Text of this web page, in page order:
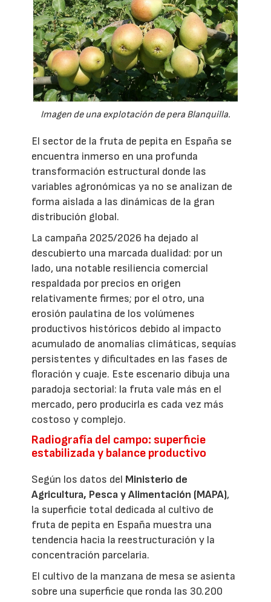
Imagen de una explotación de pera Blanquilla.
El sector de la fruta de pepita en España se
encuentra inmerso en una profunda
transformación estructural donde las
variables agronómicas ya no se analizan de
forma aislada a las dinámicas de la gran
distribución global.
La campaña 2025/2026 ha dejado al
descubierto una marcada dualidad: por un
lado, una notable resiliencia comercial
respaldada por precios en origen
relativamente firmes; por el otro, una
erosión paulatina de los volúmenes
productivos históricos debido al impacto
acumulado de anomalías climáticas, sequías
persistentes y dificultades en las fases de
floración y cuaje. Este escenario dibuja una
paradoja sectorial: la fruta vale más en el
mercado, pero producirla es cada vez más
costoso y complejo.
Radiografía del campo: superficie
estabilizada y balance productivo
Según los datos del Ministerio de
Agricultura, Pesca y Alimentación (MAPA),
la superficie total dedicada al cultivo de
fruta de pepita en España muestra una
tendencia hacia la reestructuración y la
concentración parcelaria.
El cultivo de la manzana de mesa se asienta
sobre una superficie que ronda las 30.200